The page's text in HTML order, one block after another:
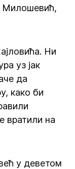
Милошевић,
Ни
уз јак
да
како би
вратили на
у деветом